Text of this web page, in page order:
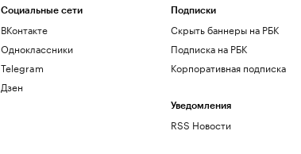
Социальные сети
ВКонтакте
Одноклассники
Telegram
Дзен
Подписки
Скрыть баннеры на РБК
Подписка на РБК
Корпоративная подписка
Уведомления
RSS Новости